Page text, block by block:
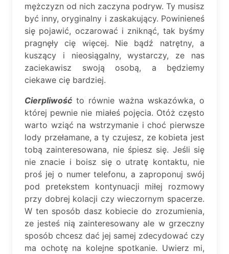
mężczyzn od nich zaczyna podryw. Ty musisz
być inny, oryginalny i zaskakujący. Powinieneś
się pojawić, oczarować i zniknąć, tak byśmy
pragnęły cię więcej. Nie bądź natrętny, a
kuszący i nieosiągalny, wystarczy, ze nas
zaciekawisz swoją osobą, a będziemy
ciekawe cię bardziej.
Cierpliwość to równie ważna wskazówka, o
której pewnie nie miałeś pojęcia. Otóż często
warto wziąć na wstrzymanie i choć pierwsze
lody przełamane, a ty czujesz, ze kobieta jest
tobą zainteresowana, nie śpiesz się. Jeśli się
nie znacie i boisz się o utratę kontaktu, nie
proś jej o numer telefonu, a zaproponuj swój
pod pretekstem kontynuacji miłej rozmowy
przy dobrej kolacji czy wieczornym spacerze.
W ten sposób dasz kobiecie do zrozumienia,
ze jesteś nią zainteresowany ale w grzeczny
sposób chcesz dać jej samej zdecydować czy
ma ochotę na kolejne spotkanie. Uwierz mi,